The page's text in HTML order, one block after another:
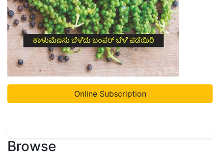
Online Subscription
Browse